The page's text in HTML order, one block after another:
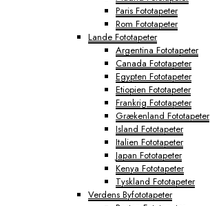
Paris Fototapeter
Rom Fototapeter
Lande Fototapeter
Argentina Fototapeter
Canada Fototapeter
Egypten Fototapeter
Etiopien Fototapeter
Frankrig Fototapeter
Grækenland Fototapeter
Island Fototapeter
Italien Fototapeter
Japan Fototapeter
Kenya Fototapeter
Tyskland Fototapeter
Verdens Byfototapeter